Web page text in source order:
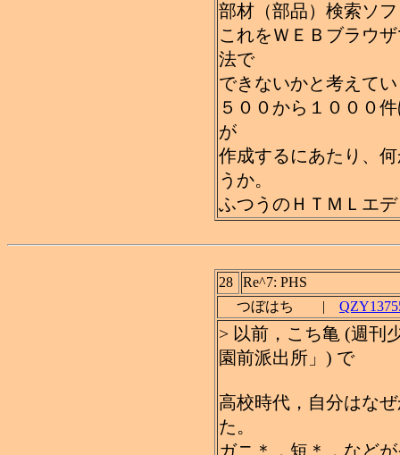
部材（部品）検索ソ
これをＷＥＢブラウ
法で
できないかと考えて
５００から１０００
が
作成するにあたり、
うか。
ふつうのＨＴＭＬエ
28
Re^7: PHS
つぼはち |
> 以前，こち亀 (週刊
園前派出所」) で
高校時代，自分はな
た。
ガニ＊，短＊，など